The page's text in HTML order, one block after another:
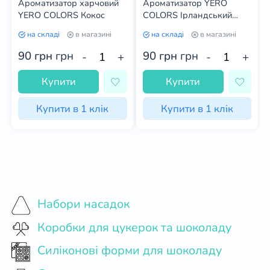
Ароматизатор харчовий
YERO COLORS Кокос
на складі в магазині
90 грн грн - +
Купити
Купити в 1 клік
Ароматизатор YERO
COLORS Ірландський
на складі в магазині
90 грн грн - +
Купити
Купити в 1 клік
Набори насадок
Коробки для цукерок та шоколаду
Силіконові форми для шоколаду